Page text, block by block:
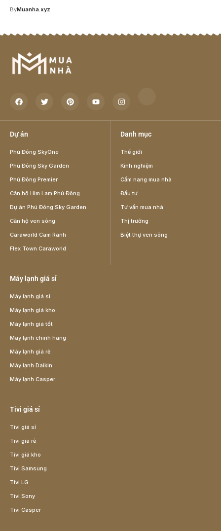
ByMuanha.xyz
Dự án
Phú Đông SkyOne
Phú Đông Sky Garden
Phú Đông Premier
Căn hộ Him Lam Phú Đông
Dự án Phú Đông Sky Garden
Căn hộ ven sông
Caraworld Cam Ranh
Flex Town Caraworld
Danh mục
Thế giới
Kinh nghiệm
Cẩm nang mua nhà
Đầu tư
Tư vấn mua nhà
Thị trường
Biệt thự ven sông
Máy lạnh giá sỉ
Máy lạnh giá sỉ
Máy lạnh giá kho
Máy lạnh giá tốt
Máy lạnh chính hãng
Máy lạnh giá rẻ
Máy lạnh Daikin
Máy lạnh Casper
Tivi giá sỉ
Tivi giá sỉ
Tivi giá rẻ
Tivi giá kho
Tivi Samsung
Tivi LG
Tivi Sony
Tivi Casper